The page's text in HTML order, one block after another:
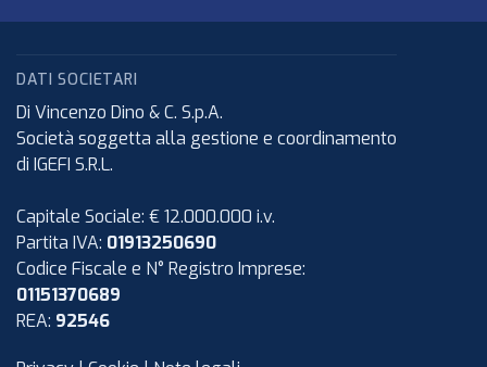
DATI SOCIETARI
Di Vincenzo Dino & C. S.p.A.
Società soggetta alla gestione e coordinamento
di IGEFI S.R.L.
Capitale Sociale: € 12.000.000 i.v.
Partita IVA: 01913250690
Codice Fiscale e N° Registro Imprese:
01151370689
REA: 92546